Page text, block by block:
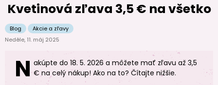
Kvetinová zľava 3,5 € na všetko
Blog
Akcie a zľavy
Neděle, 11. máj 2025
N akúpte do 18. 5. 2026 a môžete mať zľavu až 3,5
€ na celý nákup! Ako na to? Čítajte nižšie.